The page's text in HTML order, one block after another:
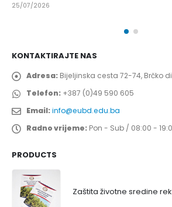
25/07/2026
KONTAKTIRAJTE NAS
Adresa: Bijeljinska cesta 72-74, Brčko
Telefon: +387 (0)49 590 605
Email:info@eubd.edu.ba
Radno vrijeme: Pon - Sub / 08:00 -
PRODUCTS